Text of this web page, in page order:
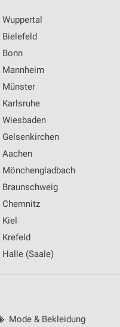
Wuppertal
Bielefeld
Bonn
Mannheim
Münster
Karlsruhe
Wiesbaden
Gelsenkirchen
Aachen
Mönchengladbach
Braunschweig
Chemnitz
Kiel
Krefeld
Halle (Saale)
Mode & Bekleidung